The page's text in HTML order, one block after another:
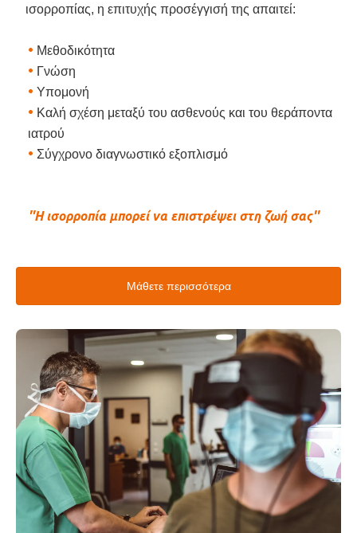
ισορροπίας, η επιτυχής προσέγγισή της απαιτεί:
• Μεθοδικότητα
• Γνώση
• Υπομονή
• Καλή σχέση μεταξύ του ασθενούς και του θεράποντα
ιατρού
• Σύγχρονο διαγνωστικό εξοπλισμό
''Η ισορροπία μπορεί να επιστρέψει στη ζωή σας''
Μάθετε περισσότερα